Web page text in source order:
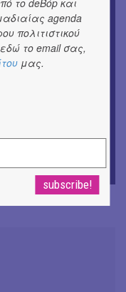
ημέρες
με
agenda
πολιτιστικού
το email σας,
μας.